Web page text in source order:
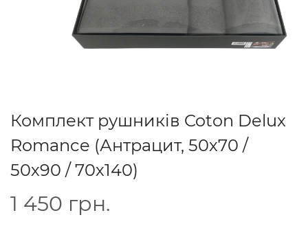
Комплект рушників Coton Delux
Romance (Антрацит, 50х70 /
50х90 / 70х140)
1 450 грн.